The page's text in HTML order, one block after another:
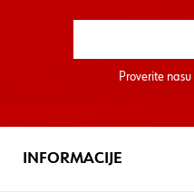
Proverite nasu
INFORMACIJE